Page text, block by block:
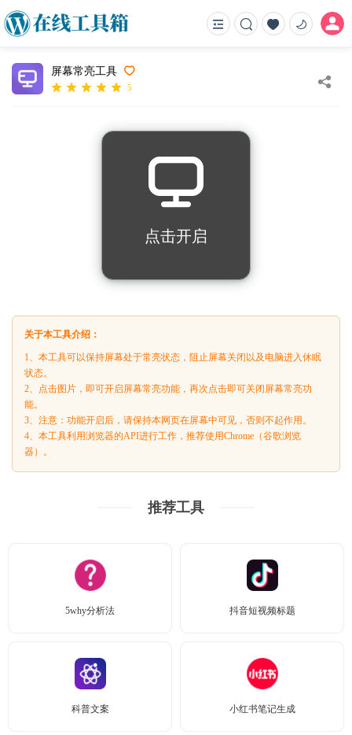
屏幕常亮工具
5
点击开启
关于本工具介绍：
1、本工具可以保持屏幕处于常亮状态，阻止屏幕关闭以及电脑进入休眠
状态。
2、点击图片，即可开启屏幕常亮功能，再次点击即可关闭屏幕常亮功
能。
3、注意：功能开启后，请保持本网页在屏幕中可见，否则不起作用。
4、本工具利用浏览器的API进行工作，推荐使用Chrome（谷歌浏览
器）。
推荐工具
5why分析法 抖音短视频标题
科普文案 小红书笔记生成